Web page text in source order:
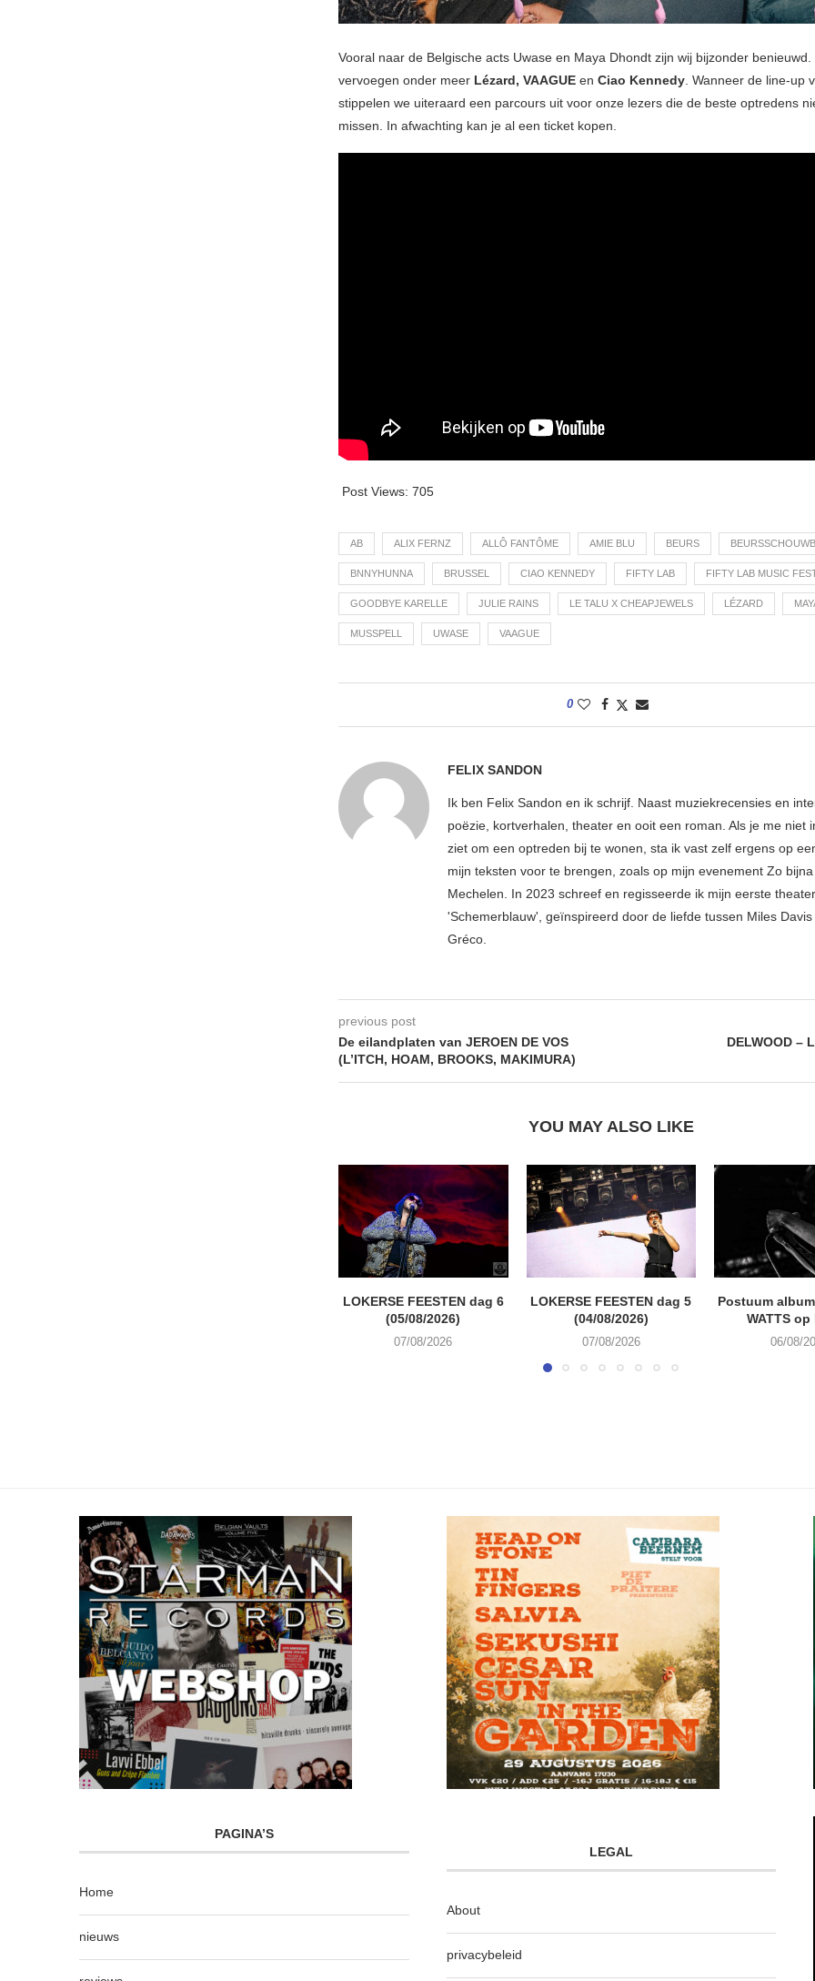
Vooral naar de Belgische acts Uwase en Maya Dhondt zijn wij bijzonder benieuwd.
vervoegen onder meer Lézard, VAAGUE en Ciao Kennedy. Wanneer de line-up
stippelen we uiteraard een parcours uit voor onze lezers die de beste optredens
missen. In afwachting kan je al een ticket kopen.
Post Views: 705
AB ALIX FERNZ ALLÔ FANTÔME AMIE BLU BEURS
BNNYHUNNA BRUSSEL CIAO KENNEDY FIFTY LAB FIFTY LAB MUSIC
GOODBYE KARELLE JULIE RAINS LE TALU X CHEAPJEWELS LÉZARD
MUSSPELL UWASE VAAGUE
0
FELIX SANDON
Ik ben Felix Sandon en ik schrijf. Naast muziekrecensies en
poëzie, kortverhalen, theater en ooit een roman. Als je me niet
ziet om een optreden bij te wonen, sta ik vast zelf ergens op
mijn teksten voor te brengen, zoals op mijn evenement Zo
Mechelen. In 2023 schreef en regisseerde ik mijn eerste
'Schemerblauw', geïnspireerd door de liefde tussen Miles
Gréco.
previous post
De eilandplaten van JEROEN DE VOS
(L’ITCH, HOAM, BROOKS, MAKIMURA)
DELWOOD –
YOU MAY ALSO LIKE
LOKERSE FEESTEN dag 6
(05/08/2026)
07/08/2026
LOKERSE FEESTEN dag 5
(04/08/2026)
07/08/2026
Postuum
WATTS
06/08/
PAGINA’S
Home
nieuws
LEGAL
About
privacybeleid